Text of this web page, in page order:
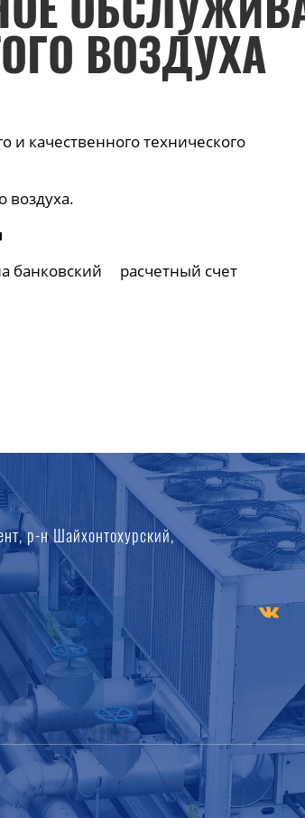
ВОЗДУХА
и качественного технического
воздуха.
банковский расчетный счет
р-н Шайхонтохурский,